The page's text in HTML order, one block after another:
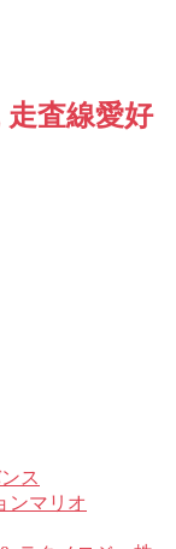
査線愛好
ス
ンマリオ